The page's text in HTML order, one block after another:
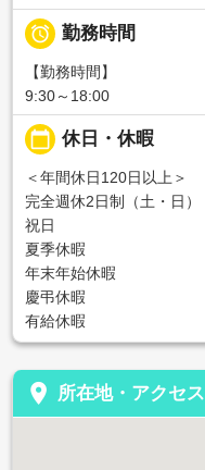
 勤務時間
【勤務時間】
9:30～18:00
calendar_today 休日・休暇
＜年間休日120日以上＞
完全週休2日制（土・日）
祝日
夏季休暇
年末年始休暇
慶弔休暇
有給休暇
place 所在地・アクセス